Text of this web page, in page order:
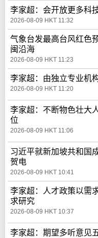
李家超：会开放更多科
2026-08-09 HKT 11:32
气象台发最高台风红色
闽沿海
2026-08-09 HKT 11:23
李家超：由独立专业机
2026-08-09 HKT 11:20
李家超：不断物色壮大
位
2026-08-09 HKT 11:06
习近平就新加坡共和国
贺电
2026-08-09 HKT 10:41
李家超：人才政策以需
求研究
2026-08-09 HKT 10:37
李家超：期望多听意见